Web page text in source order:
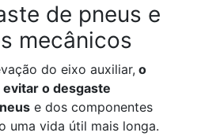
de pneus e
mecânicos
do eixo auxiliar, o
evitar o desgaste
e dos componentes
uma vida útil mais longa.